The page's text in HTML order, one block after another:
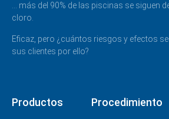
… más del 90% de las piscinas se siguen
cloro.
Eficaz, pero ¿cuántos riesgos y efectos
sus clientes por ello?
Productos Procedimiento